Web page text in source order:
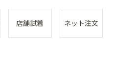
店舗試着 ネット注文